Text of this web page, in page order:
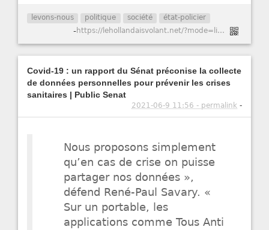
levons-nous politique société état-policier
- https://lehollandaisvolant.net/?mode=links&id=20210614185133
Covid-19 : un rapport du Sénat préconise la collecte
de données personnelles pour prévenir les crises
sanitaires | Public Senat
2021-06-9 11:56 - permalink -
Nous proposons simplement
qu’en cas de crise on puisse
partager nos données »,
défend René-Paul Savary. «
Sur un portable, les
applications comme Tous Anti